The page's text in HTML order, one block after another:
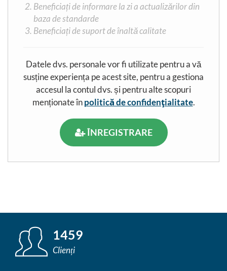
Beneficiați de informare la zi a actualizărilor din
baza de standarde
Beneficiați de suport de înaltă calitate
Datele dvs. personale vor fi utilizate pentru a vă
susține experiența pe acest site, pentru a gestiona
accesul la contul dvs. și pentru alte scopuri
menționate înpolitică de confidențialitate.
ÎNREGISTRARE
1459
Clienți